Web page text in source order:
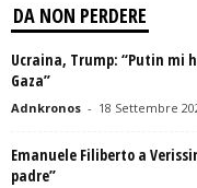
DA NON PERDERE
Ucraina, Trump: “Putin mi
Gaza”
Adnkronos - 18 Settembre
Emanuele Filiberto a
padre”